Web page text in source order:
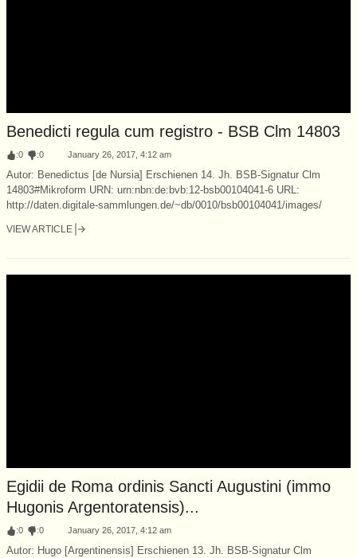
Benedicti regula cum registro - BSB Clm 14803
:0 :0 January 26, 2017, 4:12 am
Autor: Benedictus [de Nursia] Erschienen 14. Jh. BSB-Signatur Clm
14803#Mikroform URN: urn:nbn:de:bvb:12-bsb00104041-6 URL:
http://daten.digitale-sammlungen.de/~db/0010/bsb00104041/images/
VIEW ARTICLE
Egidii de Roma ordinis Sancti Augustini (immo
Hugonis Argentoratensis)...
:0 :0 January 26, 2017, 4:12 am
Autor: Hugo [Argentinensis] Erschienen 13. Jh. BSB-Signatur Clm